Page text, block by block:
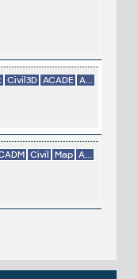
Civil3D ACADE A...
Civil Map A...